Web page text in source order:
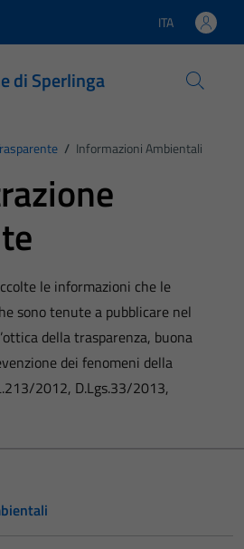
Lingua attiva:
ITA
di Sperlinga
/ Informazioni Ambientali
le informazioni che le
sono tenute a pubblicare nel
della trasparenza, buona
dei fenomeni della
2012, D.Lgs.33/2013,